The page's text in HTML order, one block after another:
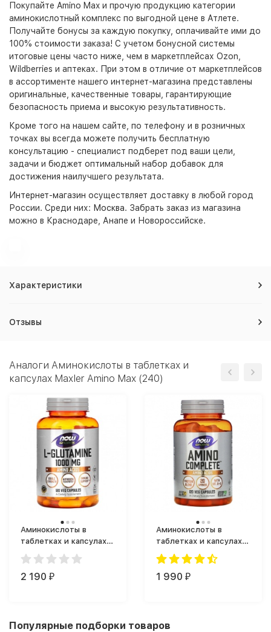
Покупайте Amino Max и прочую продукцию категории
аминокислотный комплекс по выгодной цене в Атлете.
Получайте бонусы за каждую покупку, оплачивайте ими до
100% стоимости заказа! С учетом бонусной системы
итоговые цены часто ниже, чем в маркетплейсах Ozon,
Wildberries и аптеках. При этом в отличие от маркетплейсов
в ассортименте нашего интернет-магазина представлены
оригинальные, качественные товары, гарантирующие
безопасность приема и высокую результативность.
Кроме того на нашем сайте, по телефону и в розничных
точках вы всегда можете получить бесплатную
консультацию - специалист подберет под ваши цели,
задачи и бюджет оптимальный набор добавок для
достижения наилучшего результата.
Интернет-магазин осуществляет доставку в любой город
России. Среди них: Москва. Забрать заказ из магазина
можно в Краснодаре, Анапе и Новороссийске.
Характеристики
Отзывы
Аналоги Аминокислоты в таблетках и
капсулах Maxler Amino Max (240)
Аминокислоты в
таблетках и капсулах
NOW Foods L-Glutamine
1000 (120 капс.)
2 190 ₽
Аминокислоты в
таблетках и капсулах
NOW Foods Amino
Complete (120 капс.)
1 990 ₽
Популярные подборки товаров